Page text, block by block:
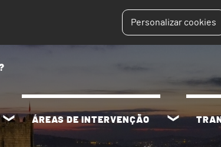
Personalizar cookies
ÁREAS DE INTERVENÇÃO